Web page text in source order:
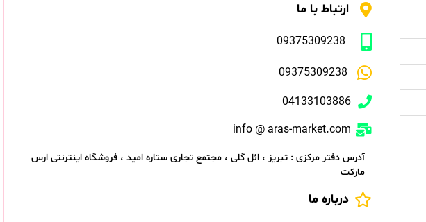
ارتباط با ما
09375309238
09375309238
04133103886
info @ aras-market.com
آدرس دفتر مرکزی : تبریز ، ائل گلی ، مجتمع تجاری ستاره امید ، فروشگاه اینترنتی ارس
مارکت
درباره ما